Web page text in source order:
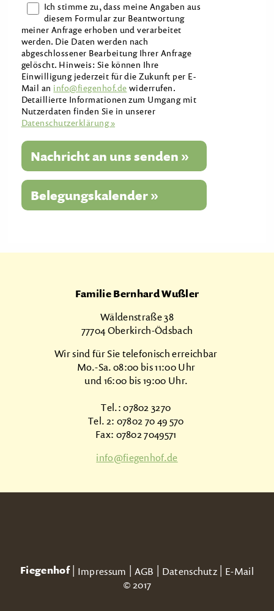
Ich stimme zu, dass meine Angaben aus
diesem Formular zur Beantwortung
meiner Anfrage erhoben und verarbeitet
werden. Die Daten werden nach
abgeschlossener Bearbeitung Ihrer Anfrage
gelöscht. Hinweis: Sie können Ihre
Einwilligung jederzeit für die Zukunft per E-
Mail an info@fiegenhof.de widerrufen.
Detaillierte Informationen zum Umgang mit
Nutzerdaten finden Sie in unserer
Datenschutzerklärung »
Nachricht an uns senden »
Familie Bernhard Wußler
Wäldenstraße 38
77704 Oberkirch-Ödsbach
Wir sind für Sie telefonisch erreichbar
Mo.-Sa. 08:00 bis 11:00 Uhr
und 16:00 bis 19:00 Uhr.
Tel.: 07802 3270
Tel. 2: 07802 70 49 570
Fax: 07802 7049571
info@fiegenhof.de
Fiegenhof| Impressum AGB Datenschutz
E-Mail
© 2017